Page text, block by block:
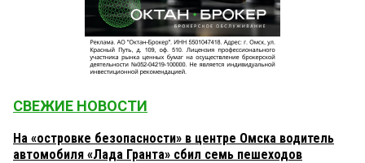
СВЕЖИЕ НОВОСТИ
На «островке безопасности» в центре Омска водитель
автомобиля «Лада Гранта» сбил семь пешеходов